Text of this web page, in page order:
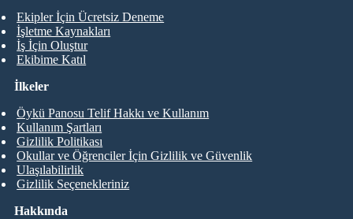
Ekipler İçin Ücretsiz Deneme
İşletme Kaynakları
İş İçin Oluştur
Ekibime Katıl
Hakkında
İlkeler
Öykü Panosu Telif Hakkı ve Kullanım
Kullanım Şartları
Gizlilik Politikası
Okullar ve Öğrenciler İçin Gizlilik ve Güvenlik
Ulaşılabilirlik
Gizlilik Seçenekleriniz